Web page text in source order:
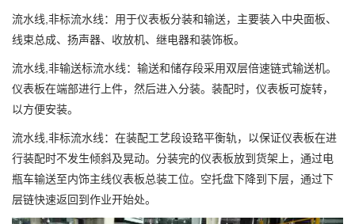
流水线,非标流水线：用于仪表板分装和输送，主要装入中央面板、
线束总成、扬声器、收放机、继电器和装饰板。
流水线,非输送标流水线：输送和储存段采用双层倍速链式输送机。
仪表板在端部进行上件，然后进入分装。装配时，仪表板可旋转，
以方便安装。
流水线,非标流水线：在装配工艺段设臵平衡轨，以保证仪表板在进
行装配时不发生倾斜及晃动。分装完的仪表板放到货架上，通过电
瓶车输送至内饰主线仪表板总装工位。空托盘下降到下层，通过下
层链快速返回到作业开始处。